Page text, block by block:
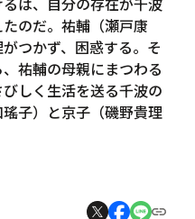
のだ。祐輔（瀬戸康
つかず、困惑する。そ
祐輔の母親にまつわる
しく生活を送る千波の
子）と京子（磯野貴理